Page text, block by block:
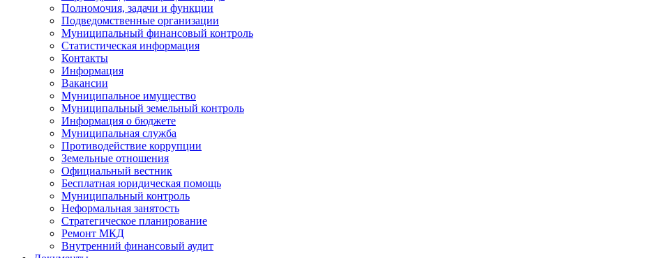
Полномочия, задачи и функции
Подведомственные организации
Муниципальный финансовый контроль
Статистическая информация
Контакты
Информация
Вакансии
Муниципальное имущество
Муниципальный земельный контроль
Информация о бюджете
Муниципальная служба
Противодействие коррупции
Земельные отношения
Официальный вестник
Бесплатная юридическая помощь
Муниципальный контроль
Неформальная занятость
Стратегическое планирование
Ремонт МКД
Внутренний финансовый аудит